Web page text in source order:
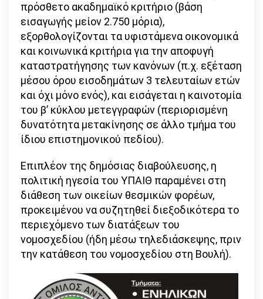
πρόσθετο ακαδημαϊκό κριτήριο (βάση
εισαγωγής μείον 2.750 μόρια),
εξορθολογίζονται τα υφιστάμενα οικονομικά
και κοινωνικά κριτήρια για την αποφυγή
καταστρατήγησης των κανόνων (π.χ. εξέταση
μέσου όρου εισοδημάτων 3 τελευταίων ετών
και όχι μόνο ενός), και εισάγεται η καινοτομία
του β’ κύκλου μετεγγραφών (περιορισμένη
δυνατότητα μετακίνησης σε άλλο τμήμα του
ίδιου επιστημονικού πεδίου).
Επιπλέον της δημόσιας διαβούλευσης, η
πολιτική ηγεσία του ΥΠΑΙΘ παραμένει στη
διάθεση των οικείων θεσμικών φορέων,
προκειμένου να συζητηθεί διεξοδικότερα το
περιεχόμενο των διατάξεων του
νομοσχεδίου (ήδη μέσω τηλεδιάσκεψης, πριν
την κατάθεση του νομοσχεδίου στη Βουλή).